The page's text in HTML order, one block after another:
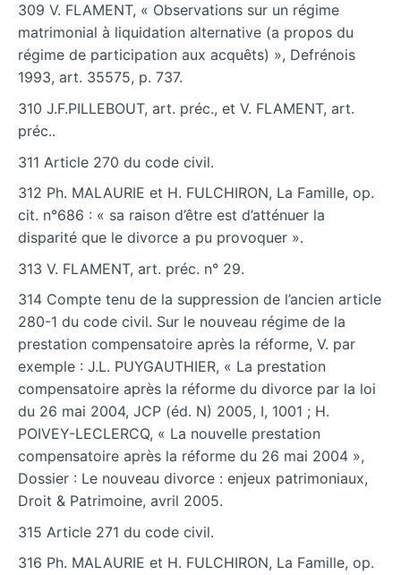
309 V. FLAMENT, « Observations sur un régime
matrimonial à liquidation alternative (a propos du
régime de participation aux acquêts) », Defrénois
1993, art. 35575, p. 737.
310 J.F.PILLEBOUT, art. préc., et V. FLAMENT, art.
préc..
311 Article 270 du code civil.
312 Ph. MALAURIE et H. FULCHIRON, La Famille, op.
cit. n°686 : « sa raison d’être est d’atténuer la
disparité que le divorce a pu provoquer ».
313 V. FLAMENT, art. préc. n° 29.
314 Compte tenu de la suppression de l’ancien article
280-1 du code civil. Sur le nouveau régime de la
prestation compensatoire après la réforme, V. par
exemple : J.L. PUYGAUTHIER, « La prestation
compensatoire après la réforme du divorce par la loi
du 26 mai 2004, JCP (éd. N) 2005, I, 1001 ; H.
POIVEY-LECLERCQ, « La nouvelle prestation
compensatoire après la réforme du 26 mai 2004 »,
Dossier : Le nouveau divorce : enjeux patrimoniaux,
Droit & Patrimoine, avril 2005.
315 Article 271 du code civil.
316 Ph. MALAURIE et H. FULCHIRON, La Famille, op.